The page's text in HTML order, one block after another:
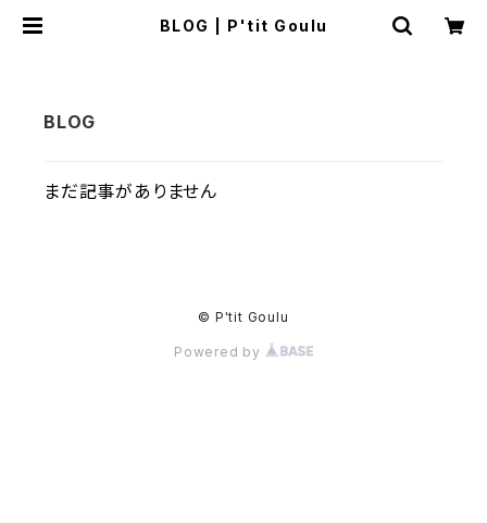
BLOG | P'tit Goulu
まだ記事がありません
© P'tit Goulu
Powered by